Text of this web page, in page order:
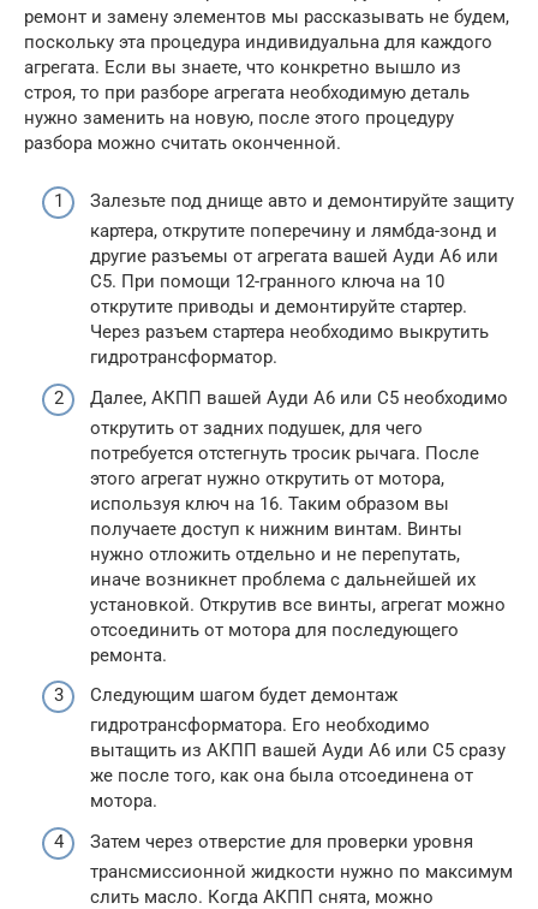
ремонт и замену элементов мы рассказывать не будем,
поскольку эта процедура индивидуальна для каждого
агрегата. Если вы знаете, что конкретно вышло из
строя, то при разборе агрегата необходимую деталь
нужно заменить на новую, после этого процедуру
разбора можно считать оконченной.
Залезьте под днище авто и демонтируйте защиту
картера, открутите поперечину и лямбда-зонд и
другие разъемы от агрегата вашей Ауди А6 или
С5. При помощи 12-гранного ключа на 10
открутите приводы и демонтируйте стартер.
Через разъем стартера необходимо выкрутить
гидротрансформатор.
Далее, АКПП вашей Ауди А6 или С5 необходимо
открутить от задних подушек, для чего
потребуется отстегнуть тросик рычага. После
этого агрегат нужно открутить от мотора,
используя ключ на 16. Таким образом вы
получаете доступ к нижним винтам. Винты
нужно отложить отдельно и не перепутать,
иначе возникнет проблема с дальнейшей их
установкой. Открутив все винты, агрегат можно
отсоединить от мотора для последующего
ремонта.
Следующим шагом будет демонтаж
гидротрансформатора. Его необходимо
вытащить из АКПП вашей Ауди А6 или С5 сразу
же после того, как она была отсоединена от
мотора.
Затем через отверстие для проверки уровня
трансмиссионной жидкости нужно по максимум
слить масло. Когда АКПП снята, можно